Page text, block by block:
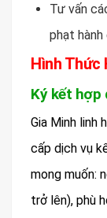
Tư vấn
phạt hành
Hình Thức
Ký kết hợp
Gia Minh linh
cấp dịch vụ
mong muốn:
trở lên), phù